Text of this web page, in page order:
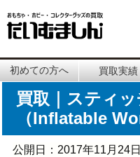
初めての方へ 買取実績
買取｜スティ
（Inflatable
公開日： 2017年11月24日